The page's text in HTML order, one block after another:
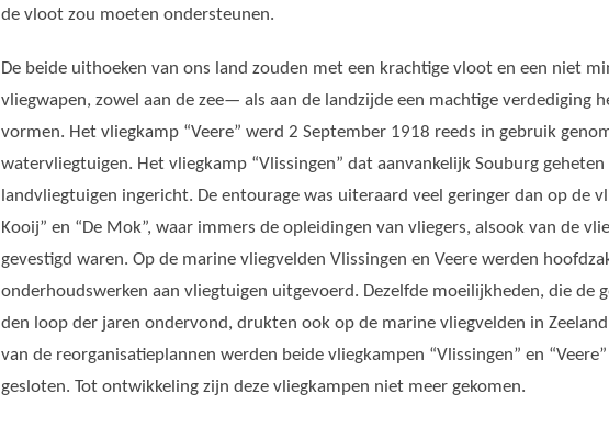
de vloot zou moeten ondersteunen.
De beide uithoeken van ons land zouden met een krachtige vloot en een niet
vliegwapen, zowel aan de zee— als aan de landzijde een machtige verdediging
vormen. Het vliegkamp “Veere” werd 2 September 1918 reeds in gebruik
watervliegtuigen. Het vliegkamp “Vlissingen” dat aanvankelijk Souburg
landvliegtuigen ingericht. De entourage was uiteraard veel geringer dan op de
Kooij” en “De Mok”, waar immers de opleidingen van vliegers, alsook van de
gevestigd waren. Op de marine vliegvelden Vlissingen en Veere werden
onderhoudswerken aan vliegtuigen uitgevoerd. Dezelfde moeilijkheden, die de
den loop der jaren ondervond, drukten ook op de marine vliegvelden in
van de reorganisatieplannen werden beide vliegkampen “Vlissingen” en
gesloten. Tot ontwikkeling zijn deze vliegkampen niet meer gekomen.